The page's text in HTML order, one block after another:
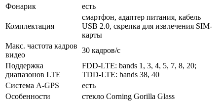
Фонарик
есть
Комплектация
смартфон, адаптер питания, кабель
USB 2.0, скрепка для извлечения SIM-
карты
Макс. частота кадров
видео
30 кадров/с
Поддержка
диапазонов LTE
FDD-LTE: bands 1, 3, 4, 5, 7, 8, 20;
TDD-LTE: bands 38, 40
Cистема A-GPS
есть
Особенности
стекло Corning Gorilla Glass